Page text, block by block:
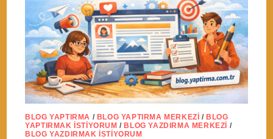
BLOG YAPTIRMA / BLOG YAPTIRMA MERKEZI / BLOG
YAPTIRMAK İSTIYORUM / BLOG YAZDIRMA MERKEZI /
BLOG YAZDIRMAK İSTIYORUM